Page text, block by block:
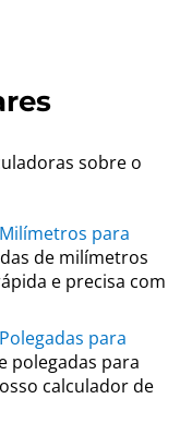
sobre o
para
de milímetros
e precisa com
para
polegadas para
calculador de